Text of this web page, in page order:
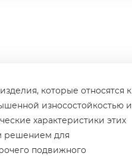
которые относятся к
износостойкостью и
характеристики этих
решением для
подвижного